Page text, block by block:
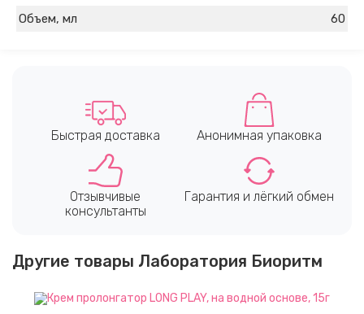
Объем, мл
60
Быстрая доставка Анонимная упаковка
Отзывчивые
консультанты
Гарантия и лёгкий обмен
Другие товары Лаборатория Биоритм